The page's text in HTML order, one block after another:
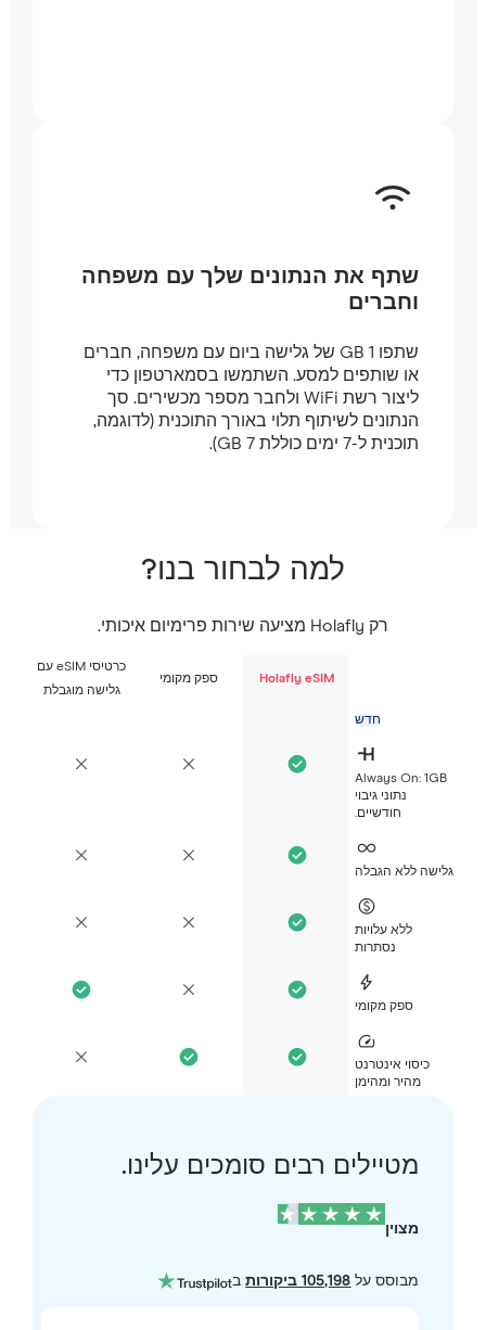
שתף את הנתונים שלך עם משפחה
וחברים
שתפו 1 GB של גלישה ביום עם משפחה, חברים
או שותפים למסע. השתמשו בסמארטפון כדי
ליצור רשת WiFi ולחבר מספר מכשירים. סך
הנתונים לשיתוף תלוי באורך התוכנית (לדוגמה,
תוכנית ל-7 ימים כוללת 7 GB).
למה לבחור בנו?
Holafly eSIM ספק מקומי
כרטיסי eSIM עם
גלישה מוגבלת
Always On:
נתוני גיבוי
חודשיים.
ללא הגבלה
ללא עלויות
ספק מקומי
כיסוי אינטרנט
מהיר ומהימן
מטיילים רבים סומכים עלינו.
מבוסס על105,198 ביקורות ב